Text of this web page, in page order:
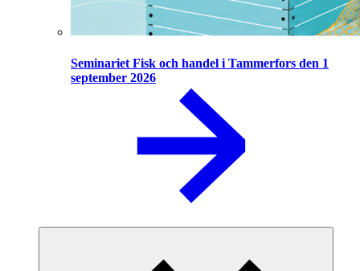
Seminariet Fisk och handel i Tammerfors den 1
september 2026